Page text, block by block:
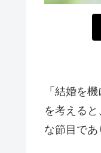
「結婚を
を考える
な節目で